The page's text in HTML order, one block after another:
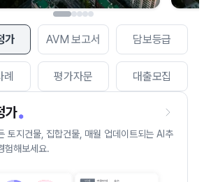
가 AVM 보고서 담보등급
례 평가자문 대출모집
가
토지건물, 집합건물, 매월 업데이트되는 AI추
험해보세요.